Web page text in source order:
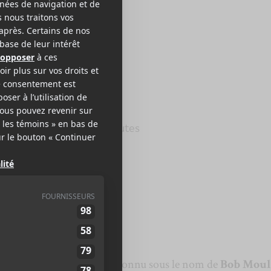
MOULD
Age
Records 2012 38 minutes
, mieux connu sous le nom de Bob